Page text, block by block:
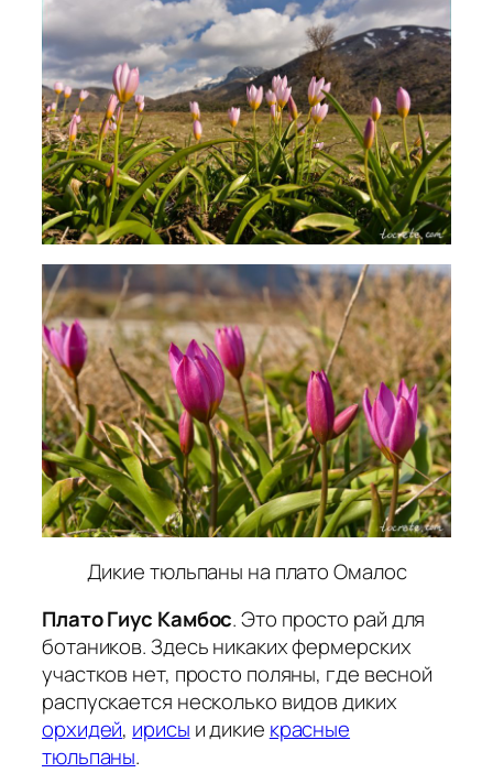
Дикие тюльпаны на плато Омалос
Плато Гиус Камбос. Это просто рай для
ботаников. Здесь никаких фермерских
участков нет, просто поляны, где весной
распускается несколько видов диких
орхидей, ирисы и дикие красные
тюльпаны.